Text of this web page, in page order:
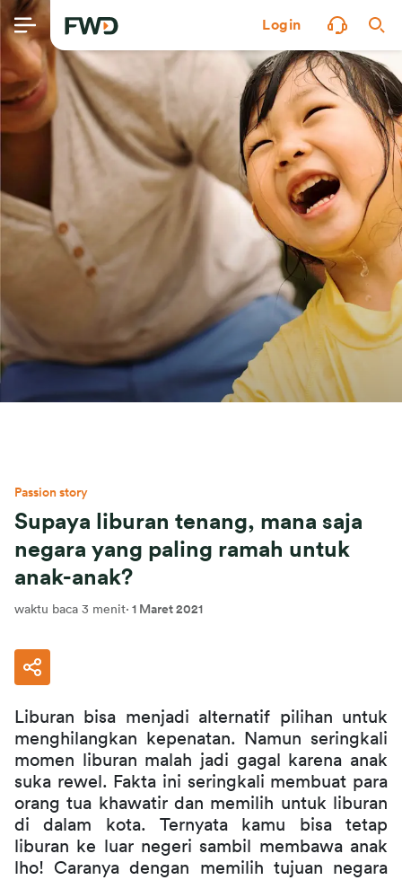
Login
Passion story
Supaya liburan tenang, mana saja
negara yang paling ramah untuk
anak-anak?
waktu baca 3 menit· 1 Maret 2021
Liburan bisa menjadi alternatif pilihan untuk
menghilangkan kepenatan. Namun seringkali
momen liburan malah jadi gagal karena anak
suka rewel. Fakta ini seringkali membuat para
orang tua khawatir dan memilih untuk liburan
di dalam kota. Ternyata kamu bisa tetap
liburan ke luar negeri sambil membawa anak
lho! Caranya dengan memilih tujuan negara